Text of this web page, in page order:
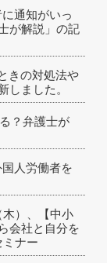
通知がいっ
が解説」の記
きの対処法や
しました。
？弁護士が
人労働者を
木）、【中小
会社と自分を
ミナー